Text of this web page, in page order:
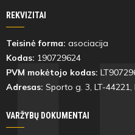
REKVIZITAI
Teisinė forma: asociacija
Kodas: 190729624
PVM mokėtojo kodas:
Adresas: Sporto g. 3, LT-44221,
VARŽYBŲ DOKUMENTAI